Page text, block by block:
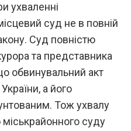
ухваленні
суд не в повній
Суд повністю
та представника
обвинувальний акт
а його
Тож ухвалу
суду